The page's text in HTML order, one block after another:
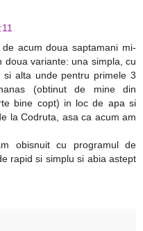
acum doua saptamani mi-
variante: una simpla, cu
alta unde pentru primele 3
(obtinut de mine din
bine copt) in loc de apa si
la Codruta, asa ca acum am
obisnuit cu programul de
rapid si simplu si abia astept